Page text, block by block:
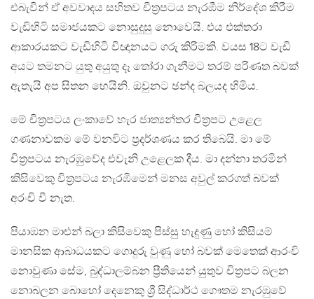
එබැවින් ඒ අවවාදය සහිතව චිත්‍රපටය නැරඹීම නිර්දේශ කිරීම
වැඩිහිටි සමාජයකට නොසුදුසු නොවෙයි. එය එක්තරා
ආකාරයකට වැඩිහිටි විඥානයට ගරු කිරිමකි. වයස 18ට වැඩි
අයට තමනට යුතු අයුතු දෑ තෝරා ගැනීමට තරම් පරිණත බවක්
ඇතැයි අප සිතන හෙයිනි. ඔවුනට ඡන්ද බලයද හිමිය.
මේ චිත්‍රපටය ලංකාවේ හැර ජාත්‍යන්තර චිත්‍රපට උළෙල
ගණනාවකම මේ වනවිට ප්‍රදර්ශණය කර තිබෙයි. මා මේ
චිත්‍රපටය නැරඹුවේද එවැනි උළෙලක දීය. මා දන්නා තරමින්
කිසිවෙකු චිත්‍රපටය නැරඹිමෙන් මනස අවුල් කරගත් බවක්
අරංචි වී නැත.
පියාඹන මාළුන් බලා කිසිවෙකු පිස්සු හැදුණු හෝ කිසියම්
මානසික ආබාධයකට ගොදුරු වුණු හෝ බවක් මෙතෙක් ආරංචි
නොවුණා සේම, බුද්ධාලම්බන ප්‍රීතියෙන් යුතුව චිත්‍රපට බලන
නොබලන බොහෝ දෙනෙකු ශ්‍රී සිද්ධාර්ථ ගෞතම නැරඹුවේ